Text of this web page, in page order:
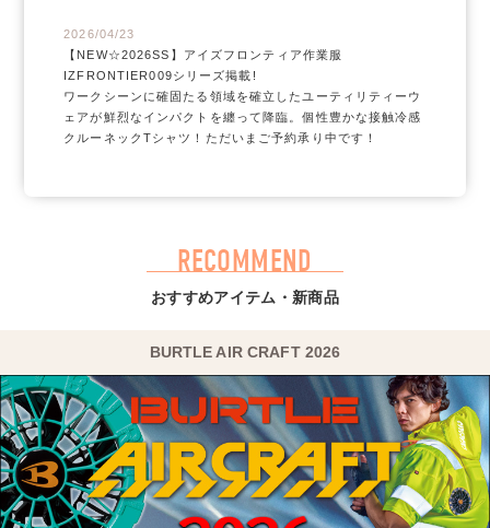
2026/04/23
【NEW☆2026SS】アイズフロンティア作業服
IZFRONTIER009シリーズ掲載!
ワークシーンに確固たる領域を確立したユーティリティーウ
ェアが鮮烈なインパクトを纏って降臨。個性豊かな接触冷感
クルーネックTシャツ！ただいまご予約承り中です！
アッパーに撥水加工、インソールには抗菌防臭機能を搭載
し、水にもニオイにも強い安全靴です！
RECOMMEND
おすすめアイテム・新商品
BURTLE AIR CRAFT 2026